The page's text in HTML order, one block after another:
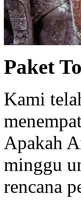
Paket
Kami
Apakah
minggu
rencana